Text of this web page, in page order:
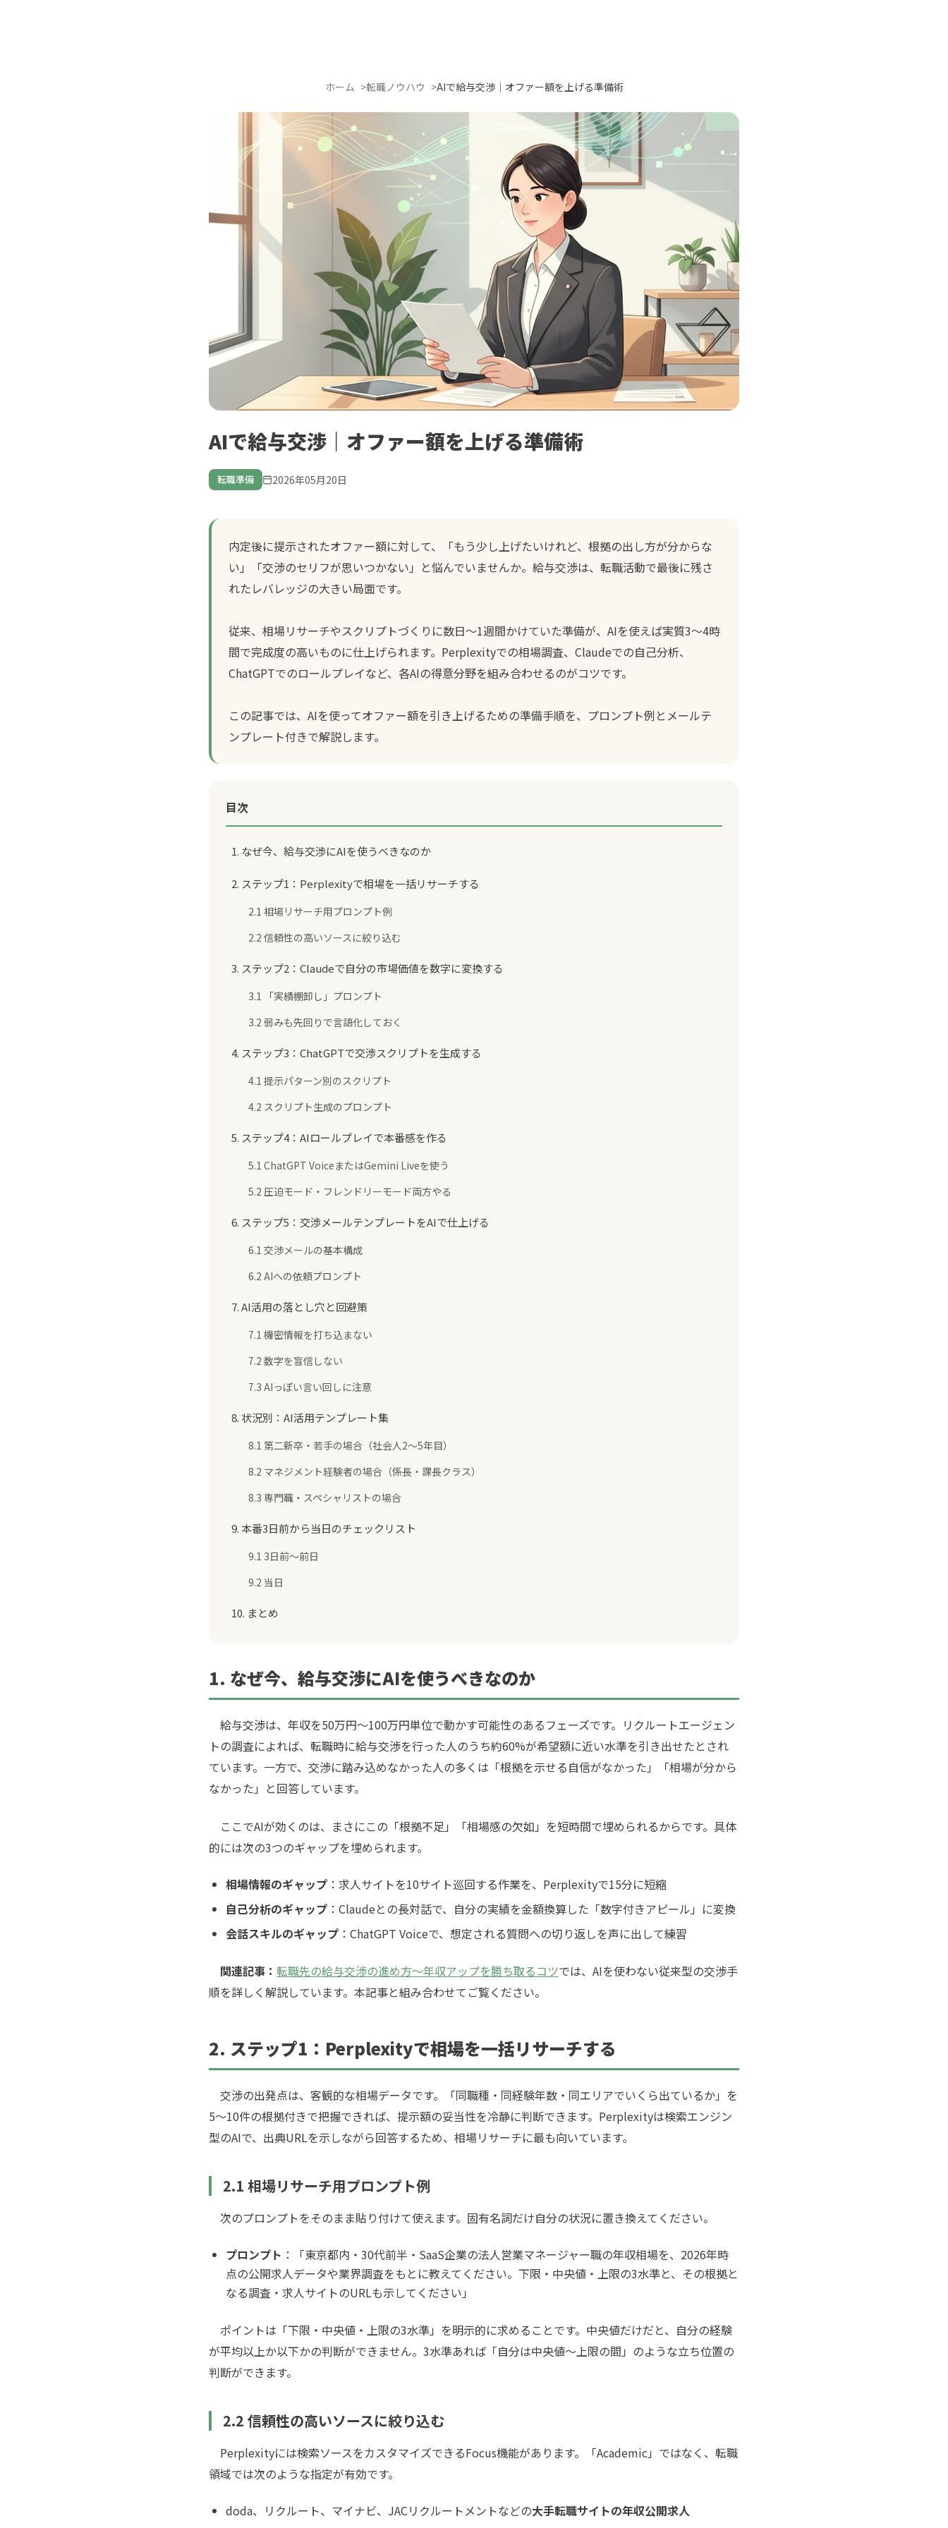
ホーム 転職ノウハウ AIで給与交渉｜オファー額を上げる準備術
AIで給与交渉｜オファー額を上げる準備術
転職準備 2026年05月20日
内定後に提示されたオファー額に対して、「もう少し上げたいけれど、根拠の出し方が分からな
い」「交渉のセリフが思いつかない」と悩んでいませんか。給与交渉は、転職活動で最後に残さ
れたレバレッジの大きい局面です。
従来、相場リサーチやスクリプトづくりに数日〜1週間かけていた準備が、AIを使えば実質3〜4時
間で完成度の高いものに仕上げられます。Perplexityでの相場調査、Claudeでの自己分析、
ChatGPTでのロールプレイなど、各AIの得意分野を組み合わせるのがコツです。
この記事では、AIを使ってオファー額を引き上げるための準備手順を、プロンプト例とメールテ
ンプレート付きで解説します。
目次
1. なぜ今、給与交渉にAIを使うべきなのか
2. ステップ1：Perplexityで相場を一括リサーチする
2.1 相場リサーチ用プロンプト例
2.2 信頼性の高いソースに絞り込む
3. ステップ2：Claudeで自分の市場価値を数字に変換する
3.1 「実績棚卸し」プロンプト
3.2 弱みも先回りで言語化しておく
4. ステップ3：ChatGPTで交渉スクリプトを生成する
4.1 提示パターン別のスクリプト
4.2 スクリプト生成のプロンプト
5. ステップ4：AIロールプレイで本番感を作る
5.1 ChatGPT VoiceまたはGemini Liveを使う
5.2 圧迫モード・フレンドリーモード両方やる
6. ステップ5：交渉メールテンプレートをAIで仕上げる
6.1 交渉メールの基本構成
6.2 AIへの依頼プロンプト
7. AI活用の落とし穴と回避策
7.1 機密情報を打ち込まない
7.2 数字を盲信しない
7.3 AIっぽい言い回しに注意
8. 状況別：AI活用テンプレート集
8.1 第二新卒・若手の場合（社会人2〜5年目）
8.2 マネジメント経験者の場合（係長・課長クラス）
8.3 専門職・スペシャリストの場合
9. 本番3日前から当日のチェックリスト
9.1 3日前〜前日
9.2 当日
10. まとめ
1. なぜ今、給与交渉にAIを使うべきなのか
給与交渉は、年収を50万円〜100万円単位で動かす可能性のあるフェーズです。リクルートエージェン
トの調査によれば、転職時に給与交渉を行った人のうち約60%が希望額に近い水準を引き出せたとされ
ています。一方で、交渉に踏み込めなかった人の多くは「根拠を示せる自信がなかった」「相場が分から
なかった」と回答しています。
ここでAIが効くのは、まさにこの「根拠不足」「相場感の欠如」を短時間で埋められるからです。具体
的には次の3つのギャップを埋められます。
相場情報のギャップ ：求人サイトを10サイト巡回する作業を、Perplexityで15分に短縮
自己分析のギャップ ：Claudeとの長対話で、自分の実績を金額換算した「数字付きアピール」に変換
会話スキルのギャップ ：ChatGPT Voiceで、想定される質問への切り返しを声に出して練習
関連記事： 転職先の給与交渉の進め方〜年収アップを勝ち取るコツでは、AIを使わない従来型の交渉手
順を詳しく解説しています。本記事と組み合わせてご覧ください。
2. ステップ1：Perplexityで相場を一括リサーチする
交渉の出発点は、客観的な相場データです。「同職種・同経験年数・同エリアでいくら出ているか」を
5〜10件の根拠付きで把握できれば、提示額の妥当性を冷静に判断できます。Perplexityは検索エンジン
型のAIで、出典URLを示しながら回答するため、相場リサーチに最も向いています。
2.1 相場リサーチ用プロンプト例
次のプロンプトをそのまま貼り付けて使えます。固有名詞だけ自分の状況に置き換えてください。
プロンプト ：「東京都内・30代前半・SaaS企業の法人営業マネージャー職の年収相場を、2026年時
点の公開求人データや業界調査をもとに教えてください。下限・中央値・上限の3水準と、その根拠と
なる調査・求人サイトのURLも示してください」
ポイントは「下限・中央値・上限の3水準」を明示的に求めることです。中央値だけだと、自分の経験
が平均以上か以下かの判断ができません。3水準あれば「自分は中央値〜上限の間」のような立ち位置の
判断ができます。
2.2 信頼性の高いソースに絞り込む
Perplexityには検索ソースをカスタマイズできるFocus機能があります。「Academic」ではなく、転職
領域では次のような指定が有効です。
doda、リクルート、マイナビ、JACリクルートメントなどの大手転職サイトの年収公開求人